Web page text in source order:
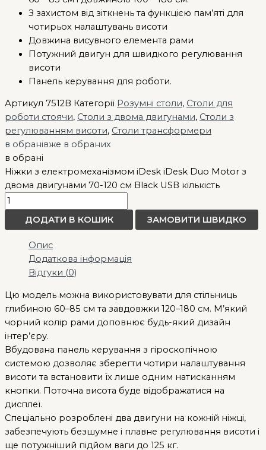
З захистом від зіткнень та функцією пам’яті для
чотирьох налаштувань висоти
Довжина висувного елемента рами
Потужний двигун для швидкого регулювання
висоти
Панель керування для роботи.
Артикул 7512B Категорії Розумні столи, Столи для
роботи стоячи, Столи з двома двигунами, Столи з
регулюванням висоти, Столи трансформери
в обранівже в обраних
в обрані
Ніжки з електромеханізмом iDesk iDesk Duo Motor з
двома двигунами 70-120 см Black USB кількість
ДОДАТИ В КОШИК ЗАМОВИТИ ШВИДКО
Опис
Додаткова інформація
Відгуки (0)
Цю модель можна використовувати для стільниць
глибиною 60–85 см та завдовжки 120–180 см. М’який
чорний колір рами доповнює будь-який дизайн
інтер’єру.
Вбудована панель керування з гіроскопічною
системою дозволяє зберегти чотири налаштування
висоти та встановити їх лише одним натисканням
кнопки. Поточна висота буде відображатися на
дисплеї.
Спеціально розроблені два двигуни на кожній ніжці,
забезпечують безшумне і плавне регулювання висоти і
ще потужніший підйом ваги до 125 кг.